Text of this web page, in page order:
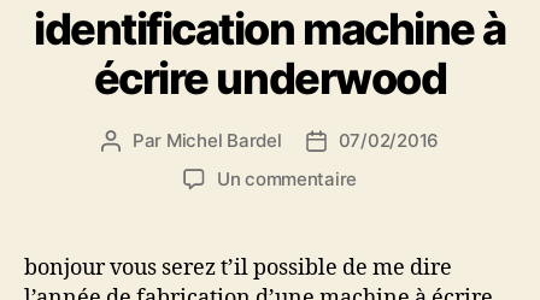
identification machine à
écrire underwood
Auteur
Par Michel Bardel
Date07/02/2016
Un commentaire
écrire
bonjour vous serez t’il possible de me dire